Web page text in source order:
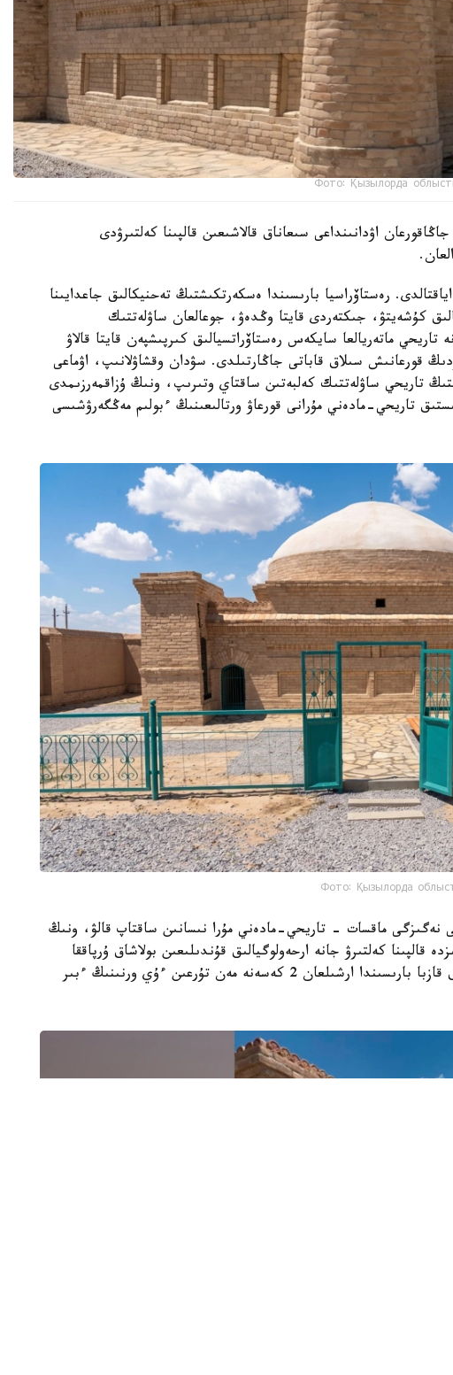
Фото: Қызылорда
اۋدانىنداعى سىعاناق قالاشىعىن قالپىنا كەلتىرۋدى
رەستاۆراسيا بارىسىندا ەسكەرتكىشتىڭ تەحنيكالىق جاعدايىنا
كۇشەيتۋ، جىكتەردى قايتا وڭدەۋ، جوعالعان ساۋلەتتىك
تاريحي ماتەريالعا سايكەس رەستاۆراتسيالىق كىرپىشپەن قايتا قالاۋ
قورعانىش سىلاق قاباتى جاڭارتىلدى. سۋدان وقشاۋلانىپ، اۋماعى
تاريحي ساۋلەتتىك كەلبەتىن ساقتاي وتىرىپ، ونىڭ ۇزاقمەرزىمدى
تاريحي-مادەني مۇرانى قورعاۋ ورتالىعىنىڭ ءبولىم مەڭگەرۋشىسى
Фото: Қызылорда
نەگىزگى ماقسات - تاريحي-مادەني مۇرا نىسانىن ساقتاپ قالۋ، ونىڭ
قالپىنا كەلتىرۋ جانە ارحەولوگيالىق قۇندىلىعىن بولاشاق ۇرپاققا
جەتكىزۋ. جوسپارعا سايكەس ارحەولوگيالىق قازبا بارىسىندا ارشىلعان 2 كەسەنە مەن تۇرعىن ءۇي ورنىنىڭ ءبىر